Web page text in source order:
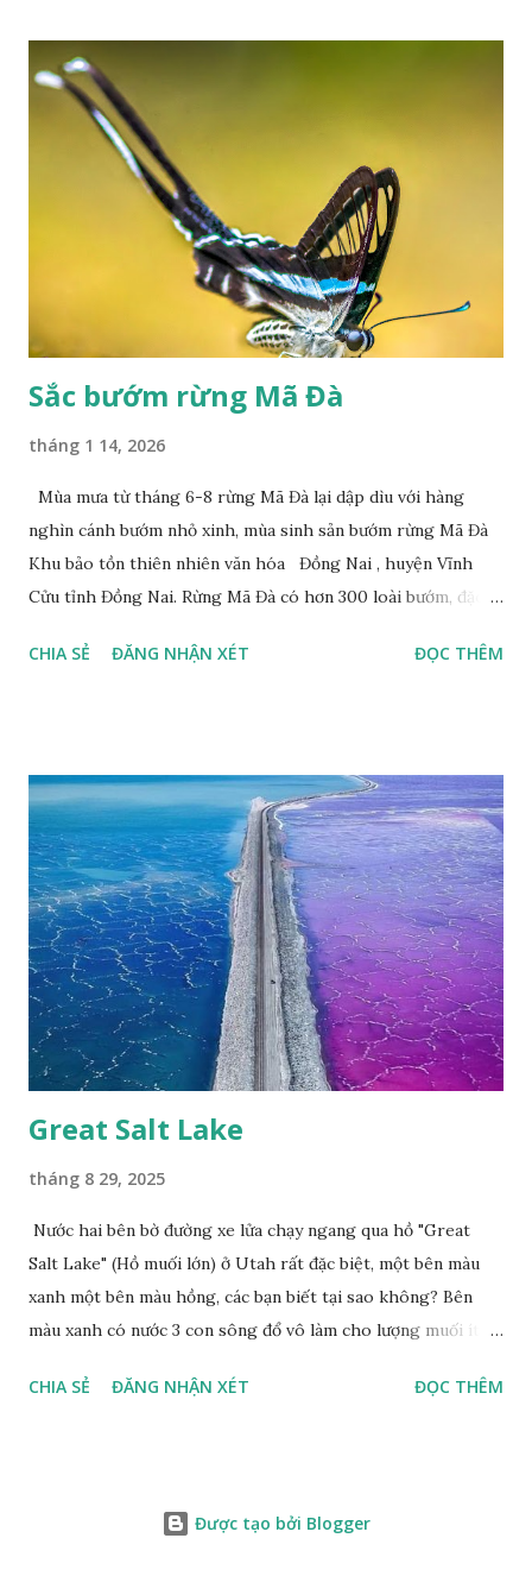
Sắc bướm rừng Mã Đà
tháng 1 14, 2026
Mùa mưa từ tháng 6-8 rừng Mã Đà lại dập dìu với hàng
nghìn cánh bướm nhỏ xinh, mùa sinh sản bướm rừng Mã Đà
Khu bảo tồn thiên nhiên văn hóa Đồng Nai , huyện Vĩnh
Cửu tỉnh Đồng Nai. Rừng Mã Đà có hơn 300 loài bướm, đặc
đuôi trắng (Lamproptera curius) đặc trưng là cái đuôi dài
Happy Việt Nam 2024 Vietnam.vn
CHIA SẺ ĐĂNG NHẬN XÉT ĐỌC THÊM
Great Salt Lake
tháng 8 29, 2025
Nước hai bên bờ đường xe lửa chạy ngang qua hồ "Great
Salt Lake" (Hồ muối lớn) ở Utah rất đặc biệt, một bên màu
xanh một bên màu hồng, các bạn biết tại sao không? Bên
màu xanh có nước 3 con sông đổ vô làm cho lượng muối ít,
biển, nhiều sinh vật thích muối sống ở đây, tạo nên màu
CHIA SẺ ĐĂNG NHẬN XÉT ĐỌC THÊM
Được tạo bởi Blogger